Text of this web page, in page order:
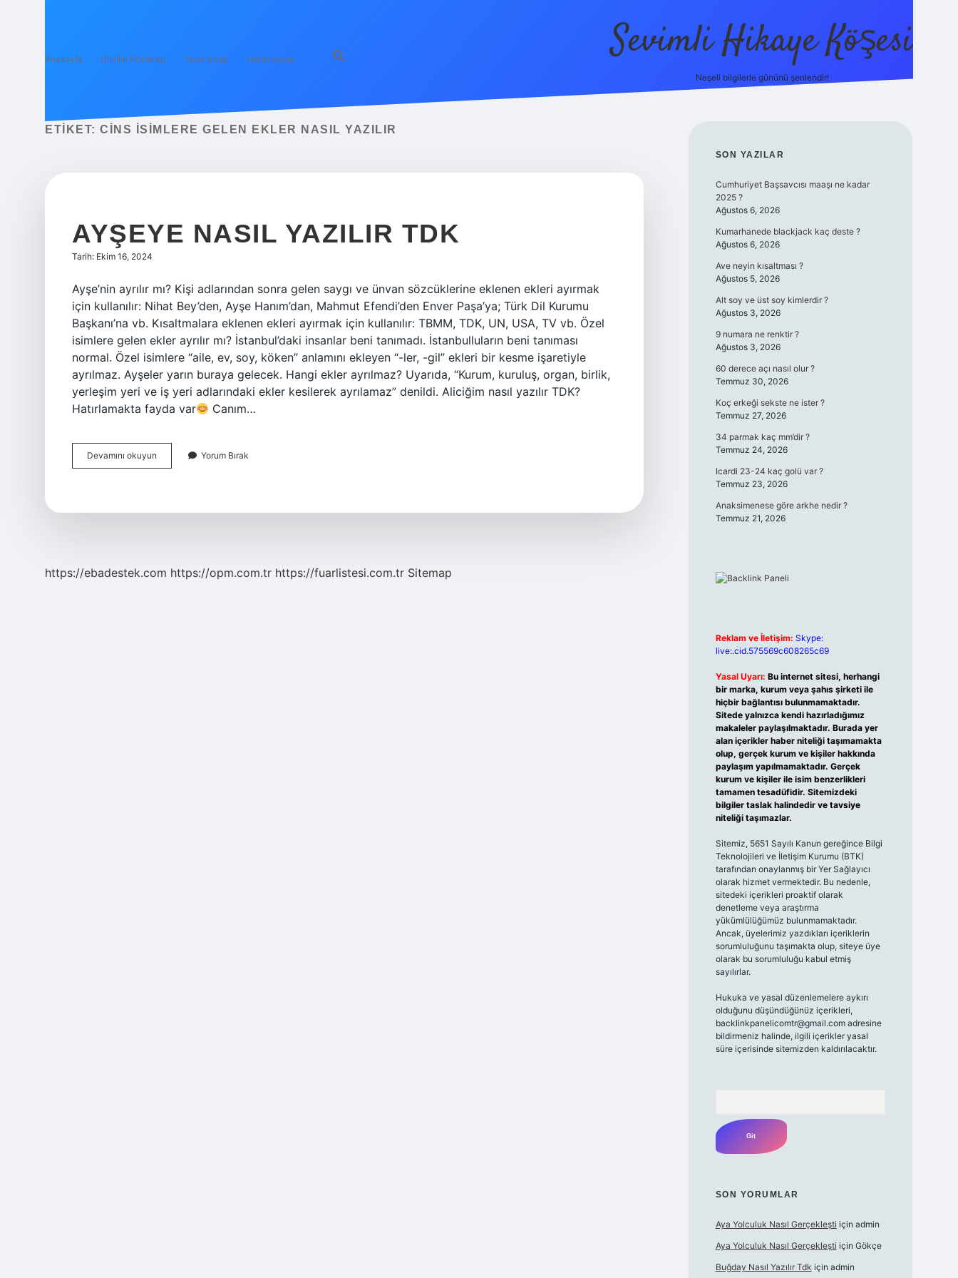
Anasayfa Gizlilik Politikası Yasal Uyarı Hakkımızda Sevimli Hikaye Köşesi
Neşeli bilgilerle gününü şenlendir!
ETIKET: CINS ISIMLERE GELEN EKLER NASIL YAZILIR
AYŞEYE NASIL YAZILIR TDK
Tarih: Ekim 16, 2024
Ayşe’nin ayrılır mı? Kişi adlarından sonra gelen saygı ve ünvan sözcüklerine eklenen ekleri ayırmak
için kullanılır: Nihat Bey’den, Ayşe Hanım’dan, Mahmut Efendi’den Enver Paşa’ya; Türk Dil Kurumu
Başkanı’na vb. Kısaltmalara eklenen ekleri ayırmak için kullanılır: TBMM, TDK, UN, USA, TV vb. Özel
isimlere gelen ekler ayrılır mı? İstanbul’daki insanlar beni tanımadı. İstanbulluların beni tanıması
normal. Özel isimlere “aile, ev, soy, köken” anlamını ekleyen “-ler, -gil” ekleri bir kesme işaretiyle
ayrılmaz. Ayşeler yarın buraya gelecek. Hangi ekler ayrılmaz? Uyarıda, “Kurum, kuruluş, organ, birlik,
yerleşim yeri ve iş yeri adlarındaki ekler kesilerek ayrılamaz” denildi. Aliciğim nasıl yazılır TDK?
Hatırlamakta fayda var
Canım…
Devamını okuyun
Nasıl
Yorum Bırak
https://ebadestek.com https://opm.com.tr https://fuarlistesi.com.tr Sitemap
SIDEBAR
SON YAZILAR
Cumhuriyet Başsavcısı maaşı ne kadar
2025 ?
Ağustos 6, 2026
Kumarhanede blackjack kaç deste ?
Ağustos 6, 2026
Ave neyin kısaltması ?
Ağustos 5, 2026
Alt soy ve üst soy kimlerdir ?
Ağustos 3, 2026
9 numara ne renktir ?
Ağustos 3, 2026
60 derece açı nasıl olur ?
Temmuz 30, 2026
Koç erkeği sekste ne ister ?
Temmuz 27, 2026
34 parmak kaç mm’dir ?
Temmuz 24, 2026
Icardi 23-24 kaç golü var ?
Temmuz 23, 2026
Anaksimenese göre arkhe nedir ?
Temmuz 21, 2026
Reklam ve İletişim: Skype:
live:.cid.575569c608265c69
Yasal Uyarı: Bu internet sitesi, herhangi
bir marka, kurum veya şahıs şirketi ile
hiçbir bağlantısı bulunmamaktadır.
Sitede yalnızca kendi hazırladığımız
makaleler paylaşılmaktadır. Burada yer
alan içerikler haber niteliği taşımamakta
olup, gerçek kurum ve kişiler hakkında
paylaşım yapılmamaktadır. Gerçek
kurum ve kişiler ile isim benzerlikleri
tamamen tesadüfidir. Sitemizdeki
bilgiler taslak halindedir ve tavsiye
niteliği taşımazlar.
Sitemiz, 5651 Sayılı Kanun gereğince Bilgi
Teknolojileri ve İletişim Kurumu (BTK)
tarafından onaylanmış bir Yer Sağlayıcı
olarak hizmet vermektedir. Bu nedenle,
sitedeki içerikleri proaktif olarak
denetleme veya araştırma
yükümlülüğümüz bulunmamaktadır.
Ancak, üyelerimiz yazdıkları içeriklerin
sorumluluğunu taşımakta olup, siteye üye
olarak bu sorumluluğu kabul etmiş
sayılırlar.
Hukuka ve yasal düzenlemelere aykırı
olduğunu düşündüğünüz içerikleri,
backlinkpanelicomtr@gmail.com adresine
bildirmeniz halinde, ilgili içerikler yasal
süre içerisinde sitemizden kaldırılacaktır.
SON YORUMLAR
Aya Yolculuk Nasıl Gerçekleşti için admin
Aya Yolculuk Nasıl Gerçekleşti için Gökçe
Buğday Nasıl Yazılır Tdk için admin